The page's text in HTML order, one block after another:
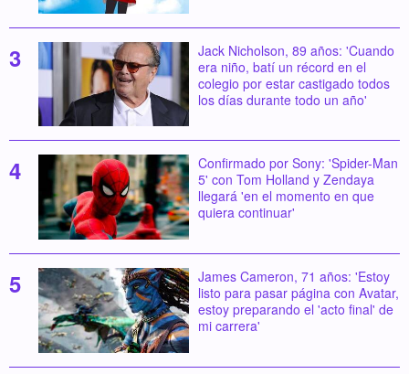
Jack Nicholson, 89 años: 'Cuando
era niño, batí un récord en el
colegio por estar castigado todos
los días durante todo un año'
Confirmado por Sony: 'Spider-Man
5' con Tom Holland y Zendaya
llegará 'en el momento en que
quiera continuar'
James Cameron, 71 años: 'Estoy
listo para pasar página con Avatar,
estoy preparando el 'acto final' de
mi carrera'